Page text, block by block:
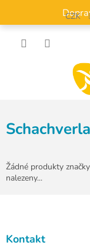
obsah
CZK
Žádné produkty značky
nalezeny...
Kontakt